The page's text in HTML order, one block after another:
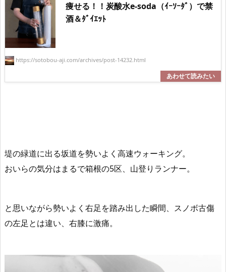
痩せる！！炭酸水e-soda（ｲｰｿｰﾀﾞ）で禁
酒＆ﾀﾞｲｴｯﾄ
https://sotobou-aji.com/archives/post-14232.html
堤の緑道に出る坂道を勢いよく高速ウォーキング。
おいらの気分はまるで箱根の5区、山登りランナー。
と思いながら勢いよく右足を踏み出した瞬間、スノボ古傷
の左足とは違い、右膝に激痛。